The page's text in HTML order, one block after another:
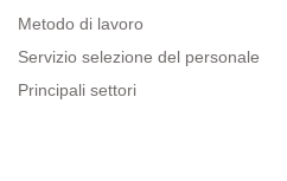
Metodo di lavoro
Servizio selezione del personale
Principali settori